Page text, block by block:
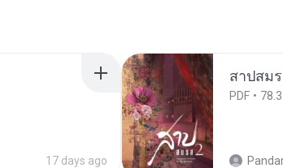
17 days ago
สาปสม
PDF